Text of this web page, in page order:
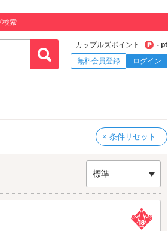
検索
カップルズポイント
- pt
無料会員登録
ログイン
× 条件リセット
標準